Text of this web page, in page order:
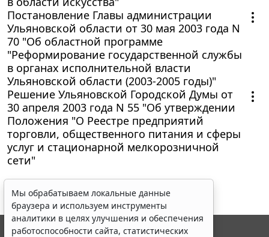
Постановление Главы администрации
Ульяновской области от 30 мая 2003 года N
70 "Об областной программе
"Реформирование государственной службы
в органах исполнительной власти
Ульяновской области (2003-2005 годы)"
Решение Ульяновской Городской Думы от
30 апреля 2003 года N 55 "Об утверждении
Положения "О Реестре предприятий
торговли, общественного питания и сферы
услуг и стационарной мелкорозничной
сети"
Мы обрабатываем локальные данные
браузера и используем инструменты
аналитики в целях улучшения и обеспечения
работоспособности сайта, статистических